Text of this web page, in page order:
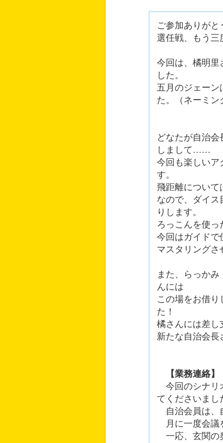
ご参加ありが
選任戦、もう三
今回は、橘明里
した。
五月のジェーン
た。（ネーミ
どなたが自治
しまして……
今回も楽しいア
す。
飛距離について
なので、ダイス
りします。
ろっこんを使
今回はガイドで
マスタリングさ
また、らっか
んには
この場をお借
た！
橘さんには差し
新たな自治会長
【業務連絡】
今回のシナリ
てくださいまし
自治会員は、
月に一度会議
一応、玄関の